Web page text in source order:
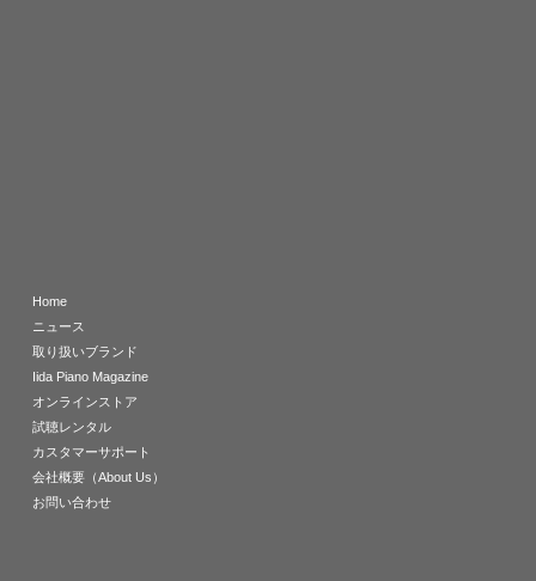
Home
ニュース
取り扱いブランド
Iida Piano Magazine
オンラインストア
試聴レンタル
カスタマーサポート
会社概要（About Us）
お問い合わせ